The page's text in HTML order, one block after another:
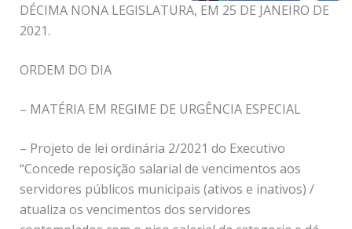
DÉCIMA NONA LEGISLATURA, EM 25 DE JANEIRO DE
2021.
ORDEM DO DIA
– MATÉRIA EM REGIME DE URGÊNCIA ESPECIAL
– Projeto de lei ordinária 2/2021 do Executivo
“Concede reposição salarial de vencimentos aos
servidores públicos municipais (ativos e inativos) /
atualiza os vencimentos dos servidores